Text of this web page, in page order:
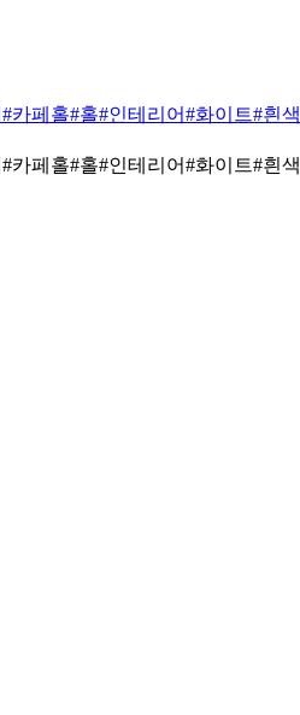
#카페홀#홀#인테리어#화이트#흰색
#카페홀#홀#인테리어#화이트#흰색